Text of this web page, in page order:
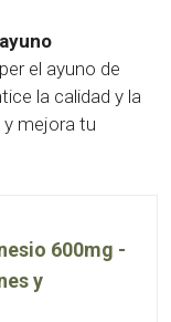
ayuno
el ayuno de
la calidad y la
y mejora tu
600mg -
y